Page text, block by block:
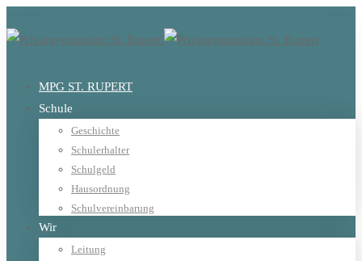
MPG ST. RUPERT
Schule
Geschichte
Schulerhalter
Schulgeld
Hausordnung
Schulvereinbarung
Wir
Leitung